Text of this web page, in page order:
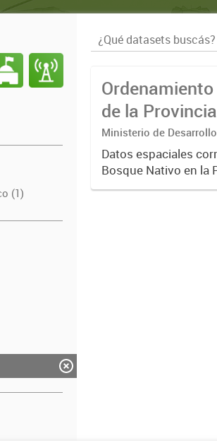
(1)
de la
Ministerio de
y Pesca. Area de
Datos espaciales
Bosque Nativo en la
Provincial Nro.